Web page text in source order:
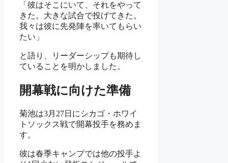
「彼はそこにいて、それをやって
きた。大きな試合で投げてきた。
我々は彼に先発陣を率いてもらい
たい」
と語り、リーダーシップも期待し
ていることを明かしました。
開幕戦に向けた準備
菊池は3月27日にシカゴ・ホワイ
トソックス戦で開幕投手を務めま
す。
彼は春季キャンプでは他の投手よ